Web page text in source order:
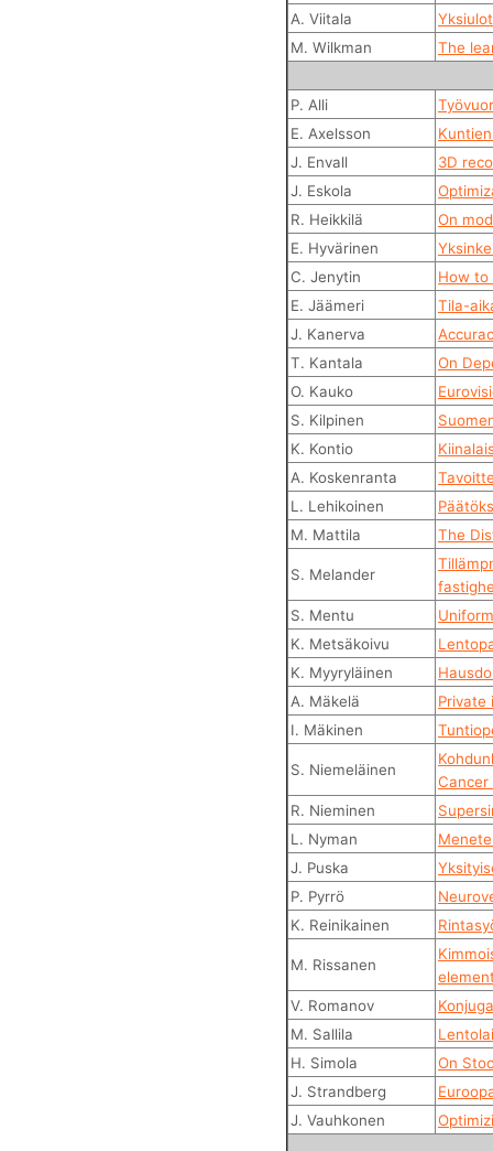
A. Viitala
M. Wilkman
The
P. Alli
E. Axelsson
J. Envall
3D
J. Eskola
R. Heikkilä
On
E. Hyvärinen
C. Jenytin
How to
E. Jäämeri
Tila-
J. Kanerva
T. Kantala
On
O. Kauko
S. Kilpinen
K. Kontio
A. Koskenranta
L. Lehikoinen
M. Mattila
The
S. Melander
S. Mentu
K. Metsäkoivu
K. Myyryläinen
A. Mäkelä
Private
I. Mäkinen
S. Niemeläinen
R. Nieminen
L. Nyman
J. Puska
P. Pyrrö
K. Reinikainen
M. Rissanen
V. Romanov
M. Sallila
H. Simola
On
J. Strandberg
J. Vauhkonen